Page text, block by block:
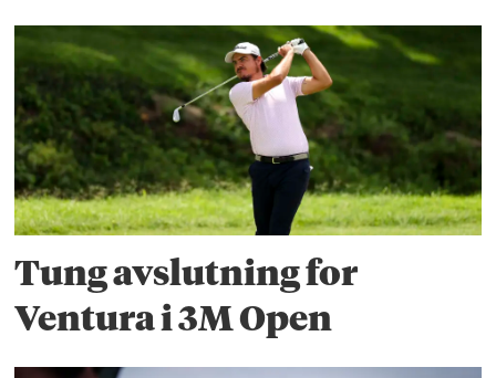
Tung avslutning for
Ventura i 3M Open